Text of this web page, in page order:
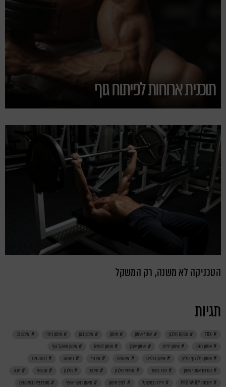
תוכנית ארוחות לפיתוח גוף
הטכניקה לא משנה, רק המשקל
תגיות
TRX אבקת חלבון אחרי אימון אימון אימון בטן אימון ביתי
אימון גב
אימון חזה
אימון ידיים אימון ישבן אימון לנשים
אימון משקל גוף
אימון פלג גוף עליון
אימון רגליים אימונים אירובי דיאטה
דנונה פרו
הורדת אחוזי שומן
חדר כושר חטיפי חלבון חיטוב חלבון טבעוני
יוגה
יטבתה PRO WHEY
ירידה במשקל לפני אימון מאמן כושר אישי
מוטיבציה באימונים